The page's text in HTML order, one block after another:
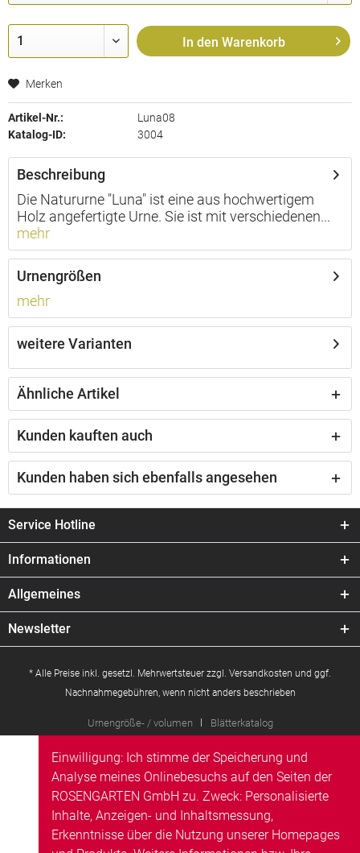
In den Warenkorb
Merken
Artikel-Nr.:
Luna08
Katalog-ID:
3004
Beschreibung
Die Natururne "Luna" ist eine aus hochwertigem
Holz angefertigte Urne. Sie ist mit verschiedenen...
mehr
Urnengrößen
mehr
weitere Varianten
Ähnliche Artikel
Kunden kauften auch
Kunden haben sich ebenfalls angesehen
Service Hotline
Informationen
Allgemeines
Newsletter
* Alle Preise inkl. gesetzl. Mehrwertsteuer zzgl. Versandkosten und ggf.
Nachnahmegebühren, wenn nicht anders beschrieben
Urnengröße- / volumen Blätterkatalog
Einwilligung: Ich stimme der Speicherung und
Analyse meines Onlinebesuchs auf den Seiten der
ROSENGARTEN GmbH zu. Zweck: Personalisierte
Inhalte, Anzeigen- und Inhaltsmessung,
Erkenntnisse über die Nutzung unserer Homepages